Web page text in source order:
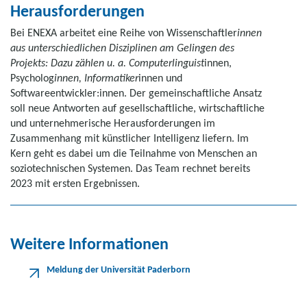
Herausforderungen
Bei ENEXA arbeitet eine Reihe von Wissenschaftlerinnen
aus unterschiedlichen Disziplinen am Gelingen des
Projekts: Dazu zählen u. a. Computerlinguistinnen,
Psychologinnen, Informatikerinnen und
Softwareentwickler:innen. Der gemeinschaftliche Ansatz
soll neue Antworten auf gesellschaftliche, wirtschaftliche
und unternehmerische Herausforderungen im
Zusammenhang mit künstlicher Intelligenz liefern. Im
Kern geht es dabei um die Teilnahme von Menschen an
soziotechnischen Systemen. Das Team rechnet bereits
2023 mit ersten Ergebnissen.
Weitere Informationen
Meldung der Universität Paderborn